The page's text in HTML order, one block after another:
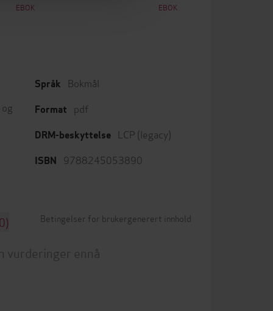
EBOK EBOK
Språk Bokmål
Format pdf
DRM-beskyttelse LCP (legacy)
ISBN 9788245053890
Betingelser for brukergenerert innhold
vurderinger ennå